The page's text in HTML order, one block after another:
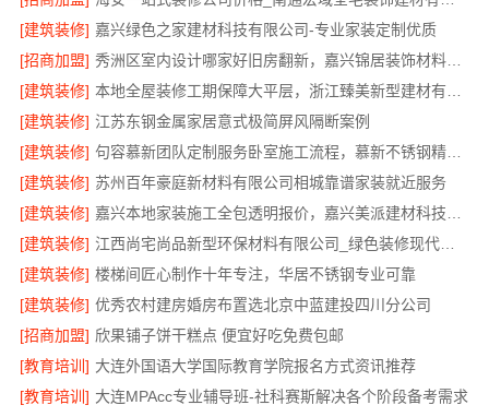
[建筑装修] 嘉兴绿色之家建材科技有限公司-专业家装定制优质
[招商加盟]
秀洲区室内设计哪家好旧房翻新，嘉兴锦居装饰材料有限公司靠谱
[建筑装修]
[建筑装修] 江苏东钢金属家居意式极简屏风隔断案例
[建筑装修]
句容慕新团队定制服务卧室施工流程，慕新不锈钢精准落地
[建筑装修] 苏州百年豪庭新材料有限公司相城靠谱家装就近服务
[建筑装修]
[建筑装修]
江西尚宅尚品新型环保材料有限公司_绿色装修现代风格靠谱吗
[建筑装修] 楼梯间匠心制作十年专注，华居不锈钢专业可靠
[建筑装修] 优秀农村建房婚房布置选北京中蓝建投四川分公司
[招商加盟] 欣果铺子饼干糕点 便宜好吃免费包邮
[教育培训] 大连外国语大学国际教育学院报名方式资讯推荐
[教育培训] 大连MPAcc专业辅导班-社科赛斯解决各个阶段备考需求